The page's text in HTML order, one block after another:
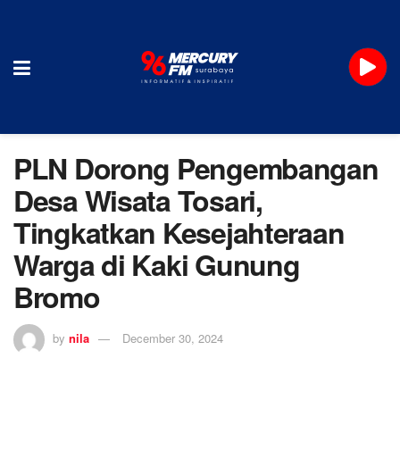
PLN Dorong Pengembangan
Desa Wisata Tosari,
Tingkatkan Kesejahteraan
Warga di Kaki Gunung
Bromo
by nila December 30, 2024